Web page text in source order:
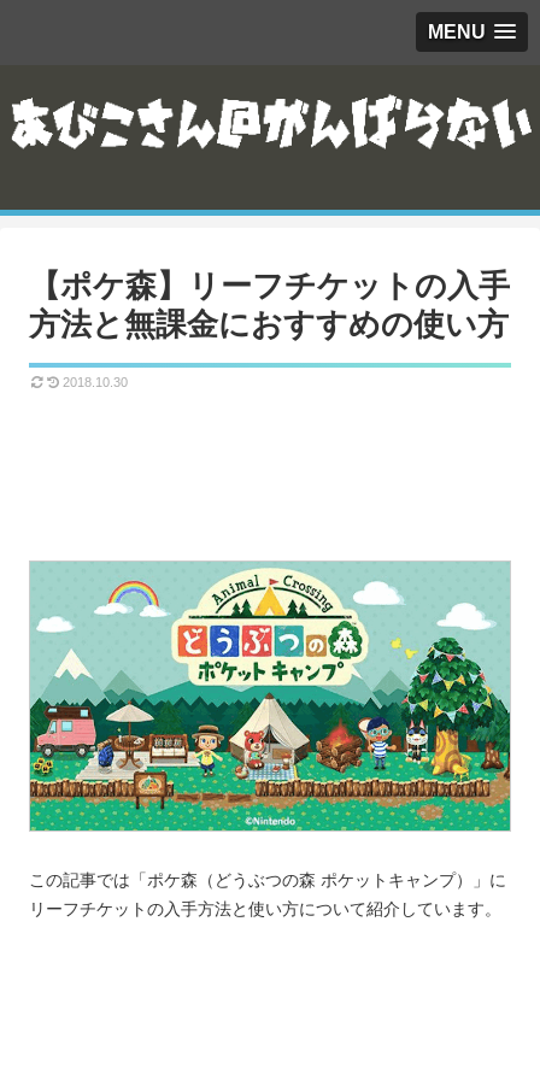
MENU
【ポケ森】リーフチケットの入手
方法と無課金におすすめの使い方
2018.10.30
この記事では「ポケ森（どうぶつの森 ポケットキャンプ）」に
リーフチケットの入手方法と使い方について紹介しています。